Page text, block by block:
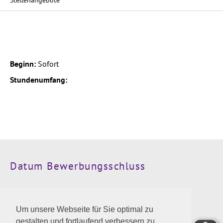
Um unsere Webseite für Sie optimal zu
gestalten und fortlaufend verbessern zu
Beginn: Sofort
Stundenumfang:
Datum Bewerbungsschluss
Wir freuen uns auf die Zusendung der Bewerbung an